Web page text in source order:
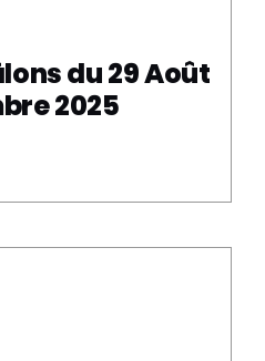
du 29 Août
2025